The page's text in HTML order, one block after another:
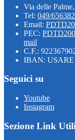
Via delle
Tel: 049/656382
Email:
PEC:
mail
C.F.:
IBAN: USARE
Seguici su
Youtube
Instagram
Sezione Link Utili